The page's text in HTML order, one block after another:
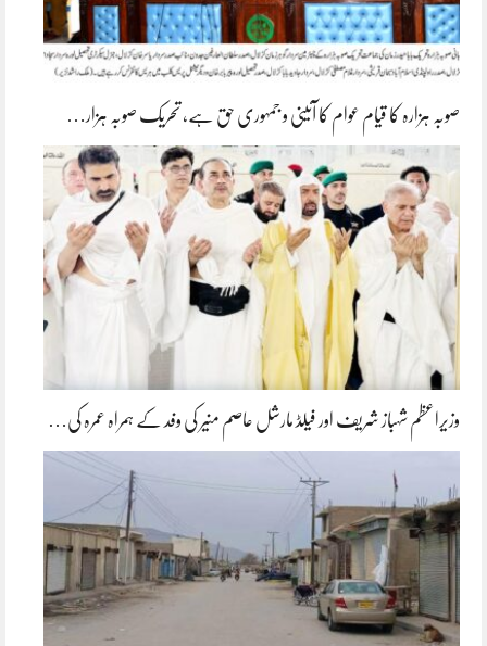
صوبہ ہزارہ کا قیام عوام کا آئینی و جمہوری حق ہے، تحریک صوبہ ہزار…
وزیراعظم شہباز شریف اور فیلڈ مارشل عاصم منیر کی وفد کے ہمراہ عمرہ کی…